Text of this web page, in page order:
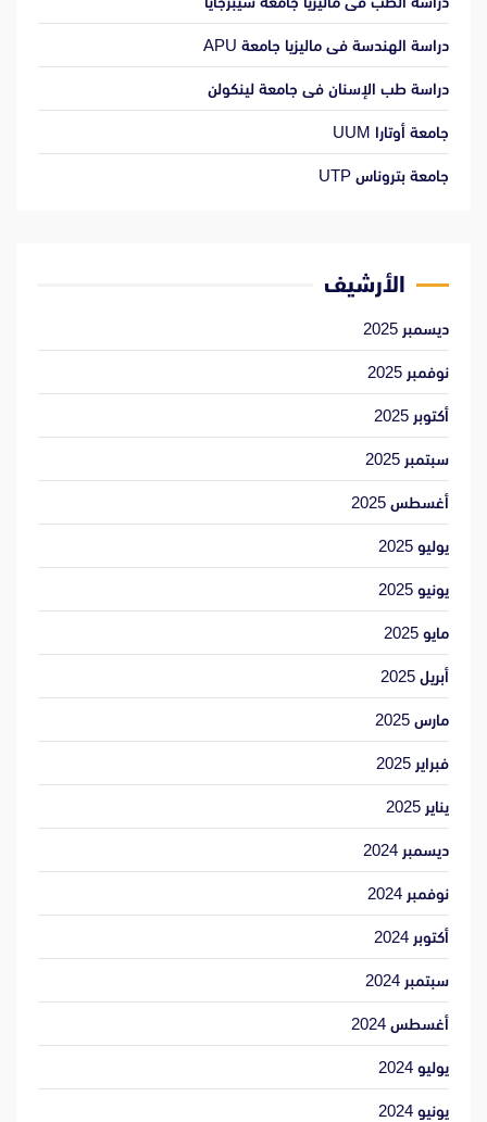
دراسة الهندسة فى ماليزيا جامعة APU
دراسة طب الإسنان فى جامعة لينكولن
جامعة أوتارا UUM
جامعة بتروناس UTP
الأرشيف
ديسمبر 2025
نوفمبر 2025
أكتوبر 2025
سبتمبر 2025
أغسطس 2025
يوليو 2025
يونيو 2025
مايو 2025
أبريل 2025
مارس 2025
فبراير 2025
يناير 2025
ديسمبر 2024
نوفمبر 2024
أكتوبر 2024
سبتمبر 2024
أغسطس 2024
يوليو 2024
يونيو 2024